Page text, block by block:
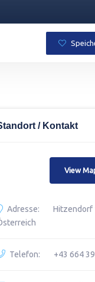
/ Kontakt
View
Adresse:
Hitzendorf
Telefon: +43 664